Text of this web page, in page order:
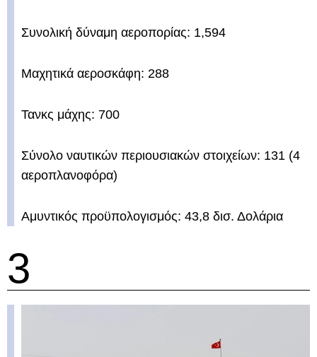
Συνολική δύναμη αεροπορίας: 1,594
Μαχητικά αεροσκάφη: 288
Τανκς μάχης: 700
Σύνολο ναυτικών περιουσιακών στοιχείων: 131 (4
αεροπλανοφόρα)
Αμυντικός προϋπολογισμός: 43,8 δισ. Δολάρια
3